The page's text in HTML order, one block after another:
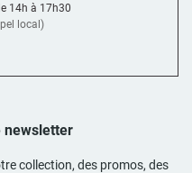
newsletter
collection, des promos, des
14h à 17h30
local)